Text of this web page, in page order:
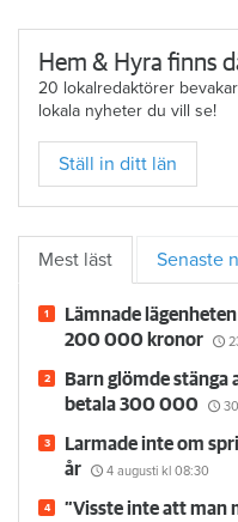
Hem & Hyra finns
20 lokalredaktörer
lokala nyheter du vill se!
Ställ in ditt län
Mest läst Senaste
Lämnade
200 000 kronor
Barn glömde stänga
betala 300 000
Larmade inte om
år
4 augusti kl 08:30
”Visste inte att man